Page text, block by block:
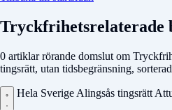
Tryckfrihetsrelaterade
0 artiklar rörande domslut om
tingsrätt, utan tidsbegränsning,
Hela Sverige Alingsås tingsrätt